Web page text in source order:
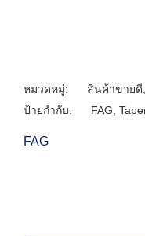
หมวดหมู่: สินค้าขายดี
ป้ายกำกับ:
FAG
FAG